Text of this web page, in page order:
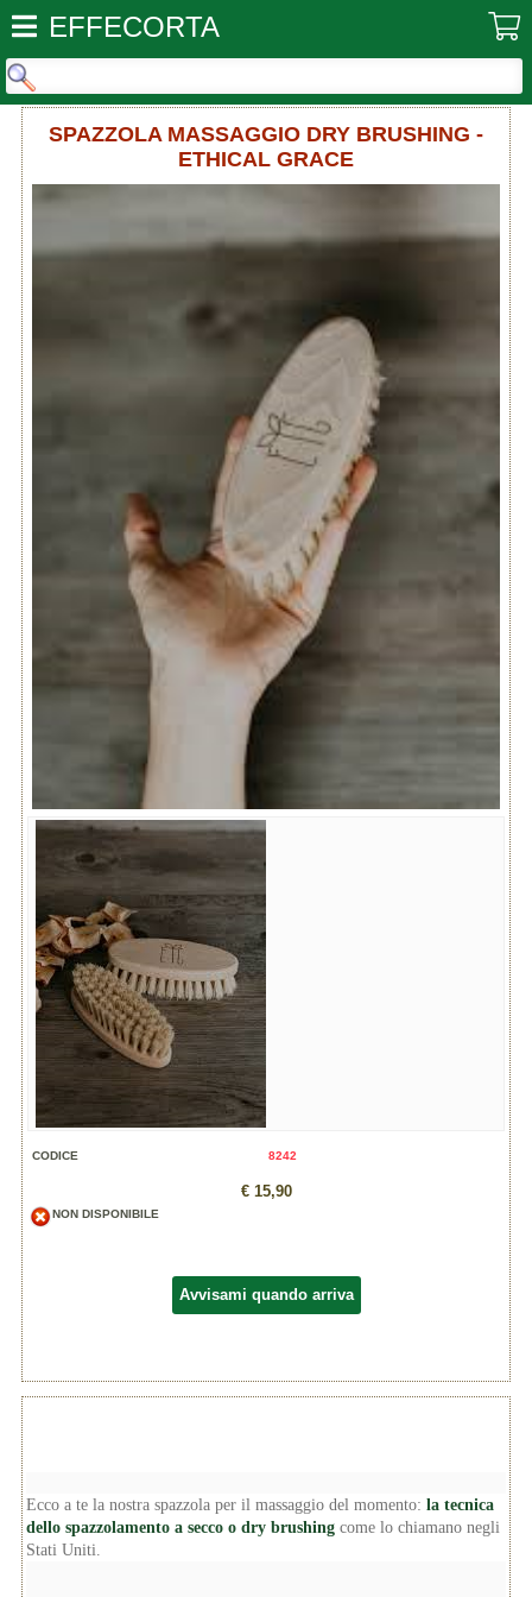
EFFECORTA
SPAZZOLA MASSAGGIO DRY BRUSHING -
ETHICAL GRACE
CODICE 8242
€ 15,90
NON DISPONIBILE
Avvisami quando arriva
Ecco a te la nostra spazzola per il massaggio del momento: la tecnica
dello spazzolamento a secco o dry brushing come lo chiamano negli
Stati Uniti.